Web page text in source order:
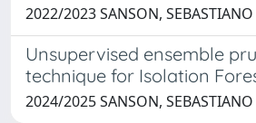
2022/2023 SANSON, SEBASTIANO
Unsupervised ensemble
technique for Isolation
2024/2025 SANSON, SEBASTIANO